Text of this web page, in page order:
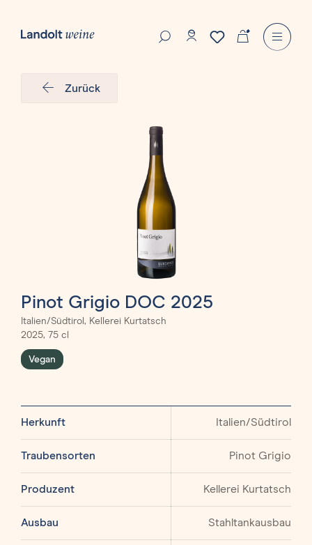
Zurück
Pinot Grigio DOC 2025
Italien/Südtirol, Kellerei Kurtatsch
2025, 75 cl
Vegan
Herkunft Italien/Südtirol
Traubensorten Pinot Grigio
Produzent Kellerei Kurtatsch
Ausbau Stahltankausbau